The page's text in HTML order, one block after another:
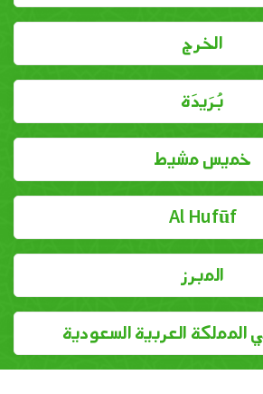
الخرج
بُرَيدَة
خميس مشيط
Al Hufūf
المبرز
المملكة العربية السعودية